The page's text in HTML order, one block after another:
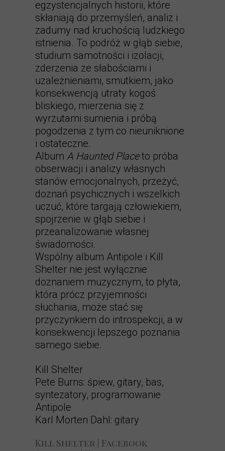
egzystencjalnych historii, które
skłaniają do przemyśleń, analiz i
zadumy nad kruchością ludzkiego
istnienia. To podróż w głąb siebie,
studium samotności i izolacji,
zderzenia ze słabościami i
uzależnieniami, smutkiem, jako
konsekwencją utraty kogoś
bliskiego, mierzenia się z
wyrzutami sumienia i próbą
pogodzenia z tym co nieuniknione
i ostateczne.
Album A Haunted Placeto próba
obserwacji i analizy własnych
stanów emocjonalnych, przeżyć,
doznań psychicznych i wszelkich
uczuć, które targają człowiekiem,
spojrzenie w głąb siebie i
przeanalizowanie własnej
świadomości.
Wspólny album Antipole i Kill
Shelter nie jest wyłącznie
doznaniem muzycznym, to płyta,
która prócz przyjemności
słuchania, może stać się
przyczynkiem do introspekcji, a w
konsekwencji lepszego poznania
samego siebie.
Kill Shelter
Pete Burns: śpiew, gitary, bas,
syntezatory, programowanie
Antipole
Karl Morten Dahl: gitary
Kill Shelter | Facebook